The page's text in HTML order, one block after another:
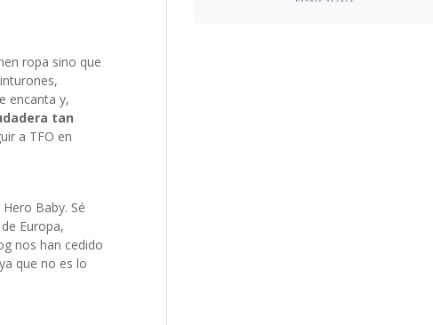
ropa sino que
encanta y,
tan
a TFO en
Baby. Sé
Europa,
nos han cedido
ya que no es lo